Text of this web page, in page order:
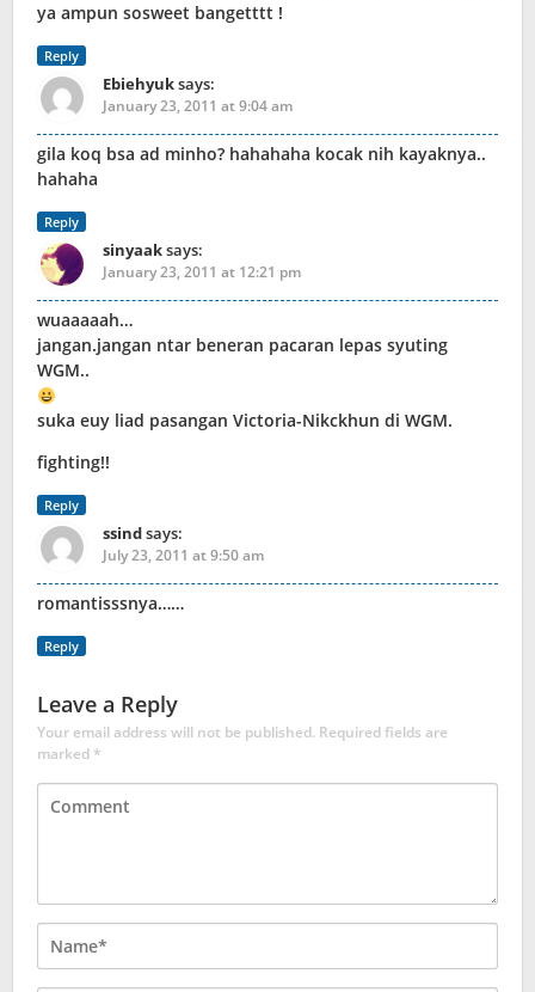
ya ampun sosweet bangetttt !
Reply
Ebiehyuksays:
January 23, 2011 at 9:04 am
gila koq bsa ad minho? hahahaha kocak nih kayaknya..
hahaha
Reply
sinyaaksays:
January 23, 2011 at 12:21 pm
wuaaaaah…
jangan.jangan ntar beneran pacaran lepas syuting
WGM..
suka euy liad pasangan Victoria-Nikckhun di WGM.
fighting!!
Reply
ssindsays:
July 23, 2011 at 9:50 am
romantisssnya……
Reply
Leave a Reply
Your email address will not be published. Required fields are
marked*